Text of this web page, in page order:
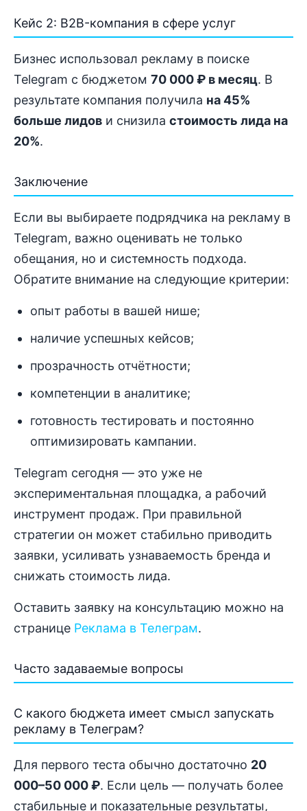
Кейс 2: B2B-компания в сфере услуг
Бизнес использовал рекламу в поиске
Telegram с бюджетом 70 000 ₽ в месяц. В
результате компания получила на 45%
больше лидов и снизила стоимость лида на
20%.
Заключение
Если вы выбираете подрядчика на рекламу в
Telegram, важно оценивать не только
обещания, но и системность подхода.
Обратите внимание на следующие критерии:
опыт работы в вашей нише;
наличие успешных кейсов;
прозрачность отчётности;
компетенции в аналитике;
готовность тестировать и постоянно
оптимизировать кампании.
Telegram сегодня — это уже не
экспериментальная площадка, а рабочий
инструмент продаж. При правильной
стратегии он может стабильно приводить
заявки, усиливать узнаваемость бренда и
снижать стоимость лида.
Оставить заявку на консультацию можно на
странице Реклама в Телеграм.
Часто задаваемые вопросы
С какого бюджета имеет смысл запускать
рекламу в Телеграм?
Для первого теста обычно достаточно 20
000–50 000 ₽. Если цель — получать более
стабильные и показательные результаты,